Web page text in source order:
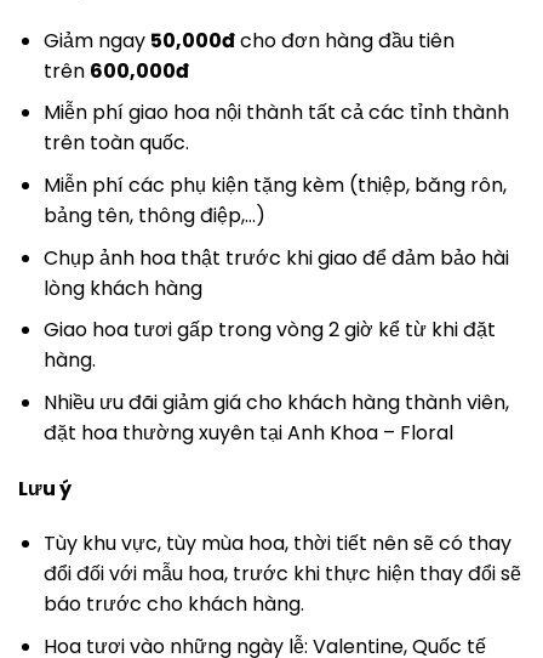
Giảm ngay 50,000đcho đơn hàng đầu tiên
trên 600,000đ
Miễn phí giao hoa nội thành tất cả các tỉnh thành
trên toàn quốc.
Miễn phí các phụ kiện tặng kèm (thiệp, băng rôn,
bảng tên, thông điệp,…)
Chụp ảnh hoa thật trước khi giao để đảm bảo hài
lòng khách hàng
Giao hoa tươi gấp trong vòng 2 giờ kể từ khi đặt
hàng.
Nhiều ưu đãi giảm giá cho khách hàng thành viên,
đặt hoa thường xuyên tại Anh Khoa – Floral
Lưu ý
Tùy khu vực, tùy mùa hoa, thời tiết nên sẽ có thay
đổi đối với mẫu hoa, trước khi thực hiện thay đổi sẽ
báo trước cho khách hàng.
Hoa tươi vào những ngày lễ: Valentine, Quốc tế